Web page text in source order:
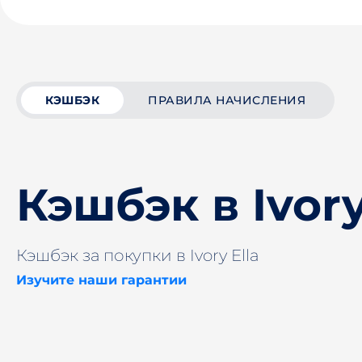
КЭШБЭК ПРАВИЛА НАЧИСЛЕНИЯ
Кэшбэк в
Кэшбэк за покупки в Ivory Ella
Изучите наши гарантии